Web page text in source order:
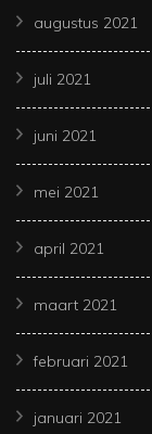
augustus 2021
juli 2021
juni 2021
mei 2021
april 2021
maart 2021
februari 2021
januari 2021